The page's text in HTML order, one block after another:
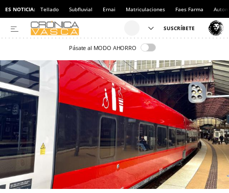
ES NOTICIA: Tellado Subfluvial Ernai Matriculaciones Faes Farma
Pásate al MODO AHORRO